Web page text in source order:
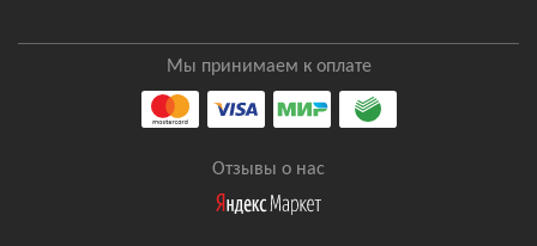
Мы принимаем к оплате
Отзывы о нас